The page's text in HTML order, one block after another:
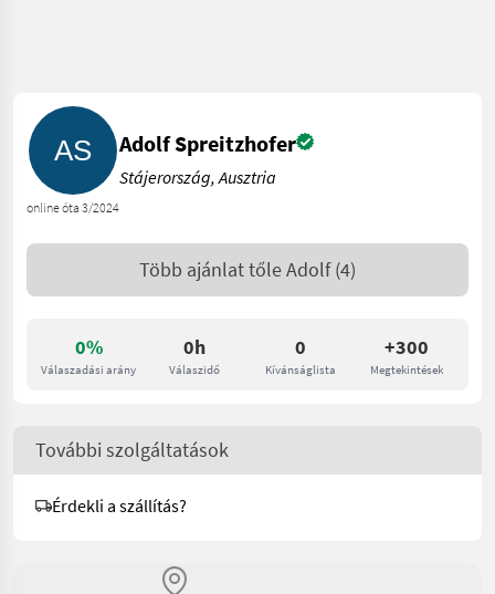
0%
Válaszadási arány
0h
Válaszidő
0
Kívánságlista
+300
Megtekintések
online óta 3/2024
Adolf Spreitzhofer
Stájerország, Ausztria
Több ajánlat tőleAdolf (4)
További szolgáltatások
Érdekli a szállítás?